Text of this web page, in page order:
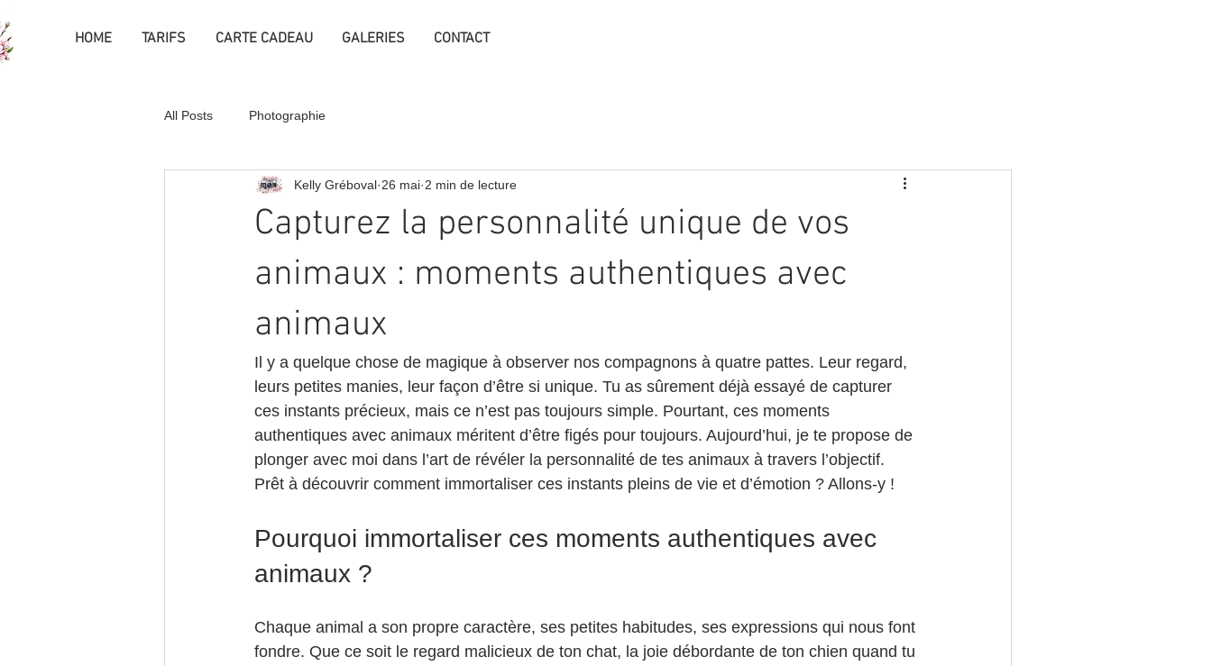
HOME TARIFS CARTE CADEAU GALERIES CONTACT
All Posts Photographie
Capturez la personnalité unique de vos
animaux : moments authentiques avec
animaux
Kelly Gréboval 26 mai 2 min de lecture
Il y a quelque chose de magique à observer nos compagnons à quatre pattes. Leur regard,
leurs petites manies, leur façon d’être si unique. Tu as sûrement déjà essayé de capturer
ces instants précieux, mais ce n’est pas toujours simple. Pourtant, ces moments
authentiques avec animaux méritent d’être figés pour toujours. Aujourd’hui, je te propose de
plonger avec moi dans l’art de révéler la personnalité de tes animaux à travers l’objectif.
Prêt à découvrir comment immortaliser ces instants pleins de vie et d’émotion ? Allons-y !
Pourquoi immortaliser ces moments authentiques avec
animaux ?
Chaque animal a son propre caractère, ses petites habitudes, ses expressions qui nous font
fondre. Que ce soit le regard malicieux de ton chat, la joie débordante de ton chien quand tu